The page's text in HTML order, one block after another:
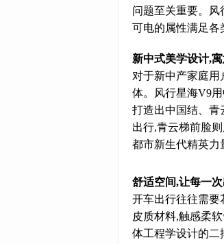
问题至关重要。风
可电的属性满足各
新中式美学设计,
对于新中产家庭
体。风行星海V9
打造出中国结、青
出行,青云梯前脸
都市新生代精英力
舒适空间,让每一
开车出行往往需要
皮质材料,触感柔
体工程学设计的二